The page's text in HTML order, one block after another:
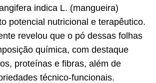
indica L. (mangueira)
potencial nutricional e terapêutico.
revelou que o pó dessas folhas
química, com destaque
proteínas e fibras, além de
técnico-funcionais.